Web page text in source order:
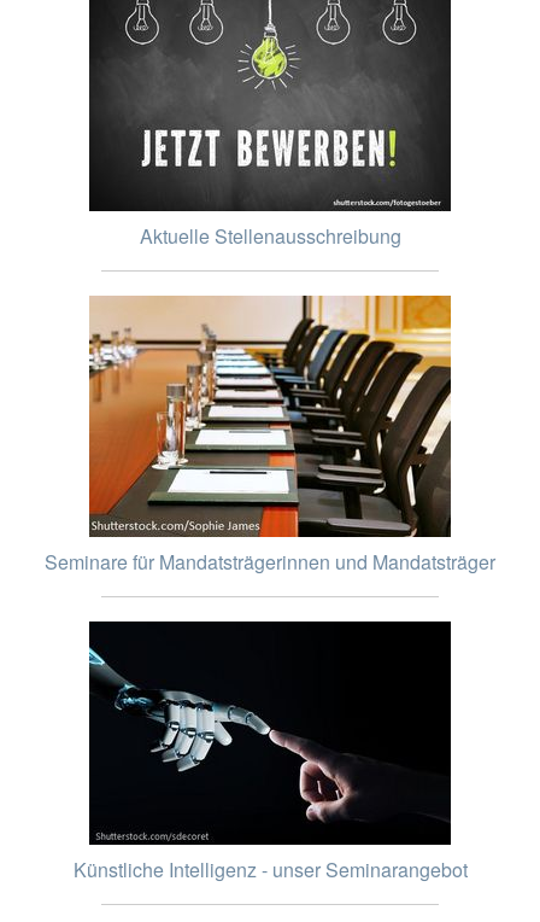
Aktuelle Stellenausschreibung
Seminare für Mandatsträgerinnen und Mandatsträger
Künstliche Intelligenz - unser Seminarangebot